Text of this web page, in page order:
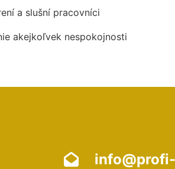
a slušní pracovníci
akejkoľvek nespokojnosti